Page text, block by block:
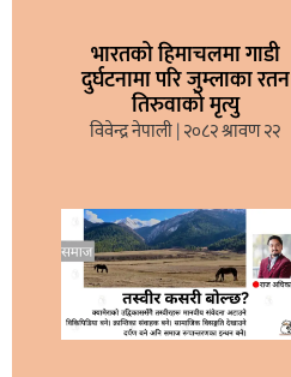
भारतको हिमाचलमा गाडी
दुर्घटनामा परि जुम्लाका रतन
तिरुवाको मृत्यु
विवेन्द्र नेपाली २०८२ श्रावण २२